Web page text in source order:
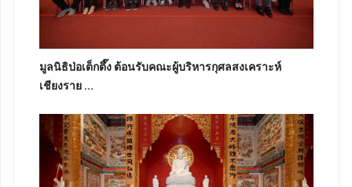
มูลนิธิป่อเต็กตึ๊ง ต้อนรับคณะผู้บริหารกุศลสงเคราะห์
เชียงราย ...